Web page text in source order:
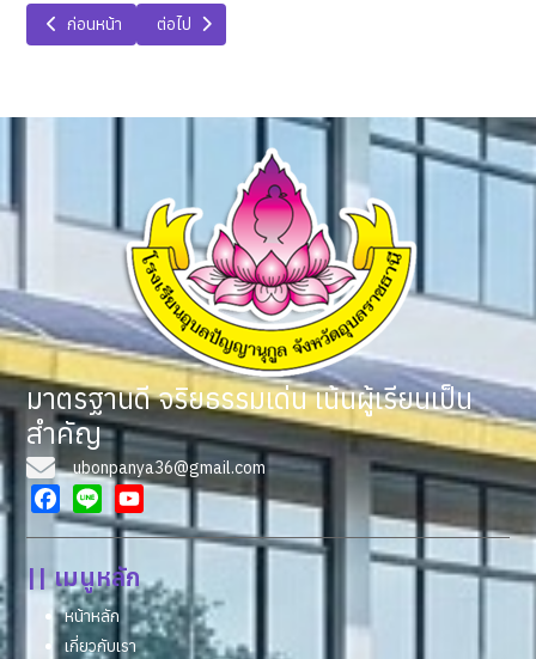
เนื้อหาก่อนหน้า: กลุ่มสาระการเรียนรู้สุขศึกษาและพลศึกษา
ก่อนหน้า เนื้อหาถัดไป: กลุ่มสาระการเรียนรู้วิทยาศาสตร์และเทคโนโลยี
ต่อไป
มาตรฐานดี จริยธรรมเด่น เน้นผู้เรียนเป็น
สำคัญ
ubonpanya36@gmail.com
Facebook
Line YouTube
|| เมนูหลัก
หน้าหลัก
เกี่ยวกับเรา